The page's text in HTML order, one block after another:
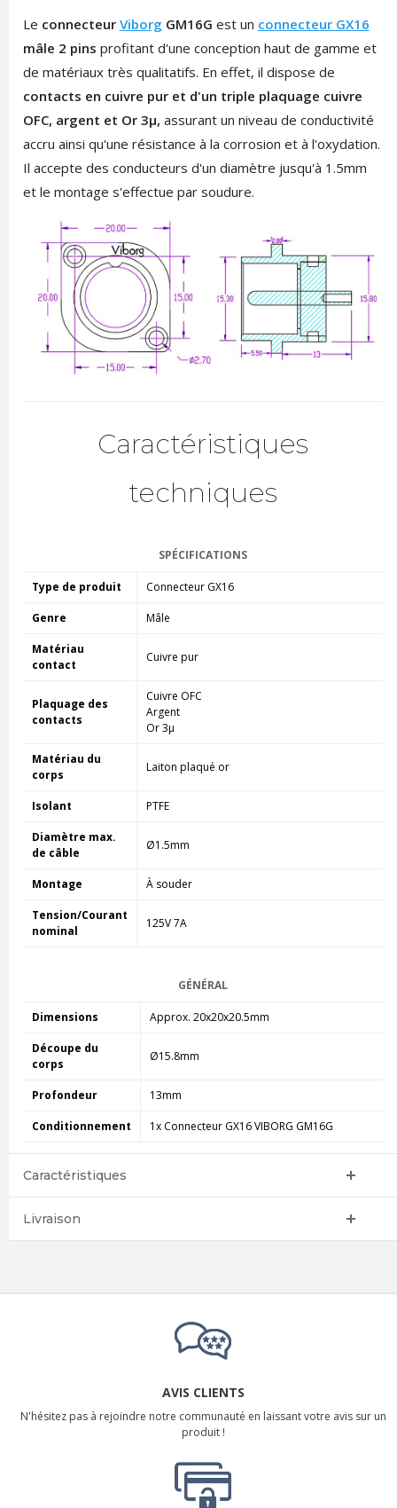
Le connecteur Viborg GM16G est un connecteur GX16
mâle 2 pins profitant d'une conception haut de gamme et
de matériaux très qualitatifs. En effet, il dispose de
contacts en cuivre pur et d'un triple plaquage cuivre
OFC, argent et Or 3μ, assurant un niveau de conductivité
accru ainsi qu'une résistance à la corrosion et à l'oxydation.
Il accepte des conducteurs d'un diamètre jusqu'à 1.5mm
et le montage s'effectue par soudure.
Caractéristiques
techniques
SPÉCIFICATIONS
Type de produit Connecteur GX16
Genre Mâle
Matériau
contact
Cuivre pur
Plaquage des
contacts
Cuivre OFC
Argent
Or 3μ
Matériau du
corps
Laiton plaqué or
Isolant PTFE
Diamètre max.
de câble
Ø1.5mm
Montage À souder
Tension/Courant
nominal
125V 7A
GÉNÉRAL
Dimensions Approx. 20x20x20.5mm
Découpe du
corps
Ø15.8mm
Profondeur 13mm
Conditionnement 1x Connecteur GX16 VIBORG GM16G
Caractéristiques
Livraison
AVIS CLIENTS
N'hésitez pas à rejoindre notre communauté en laissant votre avis sur un
produit !